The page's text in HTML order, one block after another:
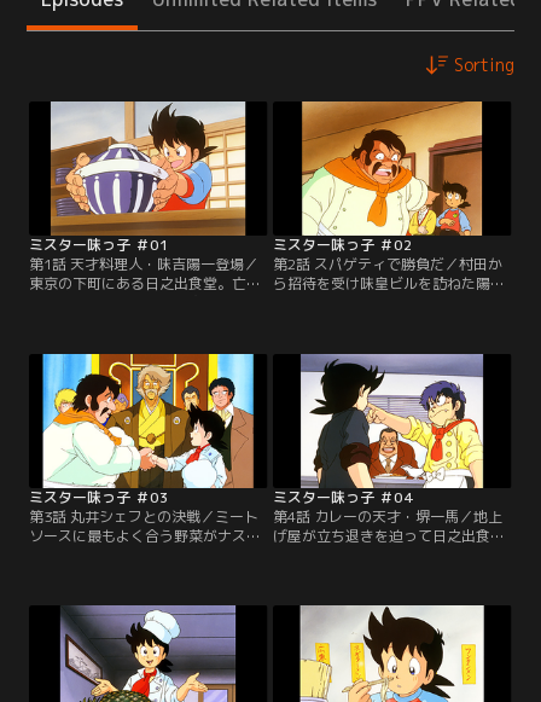
Sorting
ミスター味っ子 ＃01
第1話 天才料理人・味吉陽一登場／
東京の下町にある日之出食堂。亡き
日本料理人会の首領“味皇”こと村田
源二郎が現れる。陽一の作った特製
超極厚カツ丼を食べた村田は、その
美味しさと料理方法に感嘆する。
【提供：バンダイチャンネル】
ミスター味っ子 ＃02
第2話 スパゲティで勝負だ／村田か
ら招待を受け味皇ビルを訪ねた陽一
週間後、競う料理は丸井の得意とす
るミートソース・スパゲティだ。丸
井のスパゲティの美味しさにファイ
トを燃やす陽一だが…。【提供：バ
ンダイチャンネル】
ミスター味っ子 ＃03
第3話 丸井シェフとの決戦／ミート
ソースに最もよく合う野菜がナスで
ば増やすほど、ナス自体の水気でソ
ースが水っぽくなってしまうのだ。
悩む陽一だが、夕食のロールキャベ
ツのベーコン巻きを見て閃いた。
【提供：バンダイチャンネル】
ミスター味っ子 ＃04
第4話 カレーの天才・堺一馬／地上
げ屋が立ち退きを迫って日之出食堂
行った陽一は、そこで永田お抱えの
天才少年料理人・堺一馬と対峙す
る。食堂の立ち退きを賭け、一馬の
得意とするチキンカレーで勝負だ！
【提供：バンダイチャンネル】